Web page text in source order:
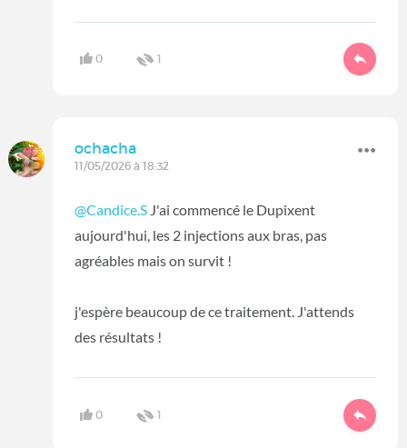
0 1
ochacha
11/05/2026 à 18:32
@Candice.S J'ai commencé le Dupixent
aujourd'hui, les 2 injections aux bras, pas
agréables mais on survit !
j'espère beaucoup de ce traitement. J'attends
des résultats !
0 1